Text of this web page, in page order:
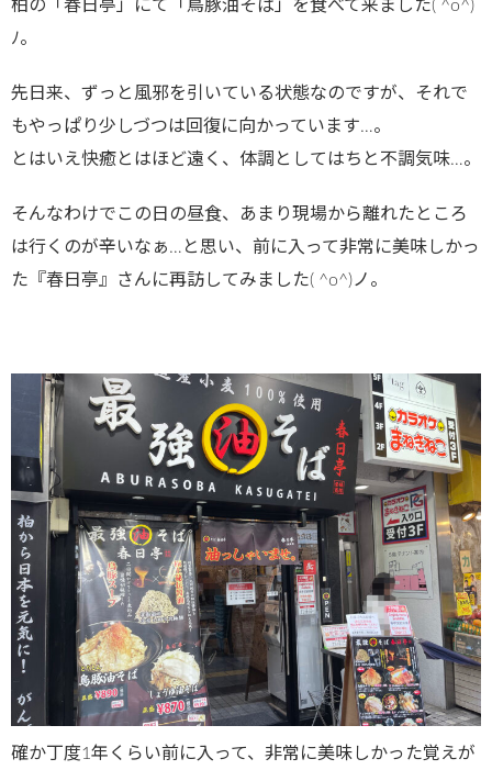
柏の「春日亭」にて「鳥豚油そば」を食べて来ました( ^o^)
ﾉ。
先日来、ずっと風邪を引いている状態なのですが、それで
もやっぱり少しづつは回復に向かっています…。
とはいえ快癒とはほど遠く、体調としてはちと不調気味…。
そんなわけでこの日の昼食、あまり現場から離れたところ
は行くのが辛いなぁ…と思い、前に入って非常に美味しかっ
た『春日亭』さんに再訪してみました( ^o^)ノ。
確か丁度1年くらい前に入って、非常に美味しかった覚えが